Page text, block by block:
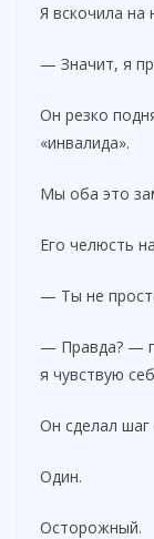
Я вскочила на
— Значит, я
Он резко
«инвалида».
Мы оба это
Его челюсть
— Ты не
— Правда? —
я чувствую
Он сделал шаг
Один.
Осторожный.